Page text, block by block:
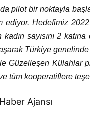
pilot bir noktayla
Hedefimiz
sayısını 2
Türkiye
Güzelleşen
tüm kooperatiflere
Ajansı